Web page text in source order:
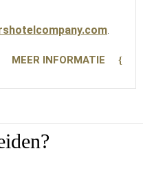
.
MEER INFORMATIE